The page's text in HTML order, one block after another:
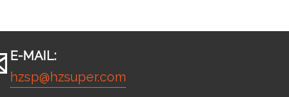
E-MAIL:
hzsp@hzsuper.com